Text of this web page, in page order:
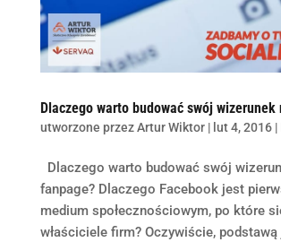
Dlaczego warto budować swój wizerunek
utworzone przezArtur Wiktor| lut 4, 2016|
Dlaczego warto budować swój
fanpage? Dlaczego Facebook jest
medium społecznościowym, po które
właściciele firm? Oczywiście,